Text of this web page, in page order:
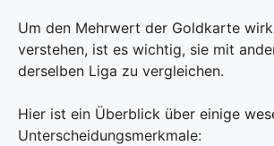
Um den Mehrwert der Goldkarte
verstehen, ist es wichtig, sie mit
derselben Liga zu vergleichen.
Hier ist ein Überblick über einige
Unterscheidungsmerkmale: